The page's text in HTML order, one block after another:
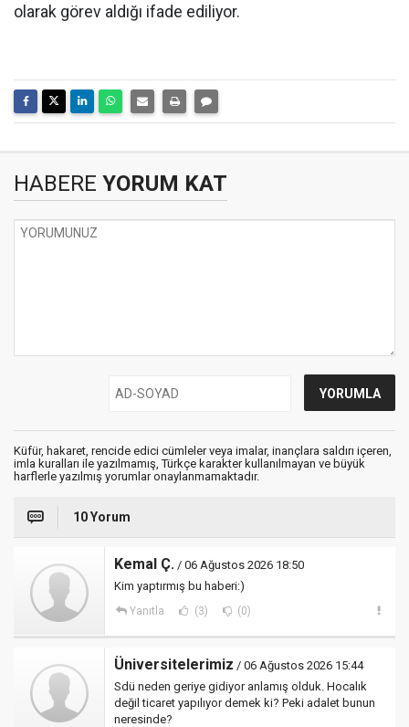
olarak görev aldığı ifade ediliyor.
HABERE YORUM KAT
Küfür, hakaret, rencide edici cümleler veya imalar, inançlara saldırı içeren,
imla kuralları ile yazılmamış, Türkçe karakter kullanılmayan ve büyük
harflerle yazılmış yorumlar onaylanmamaktadır.
10 Yorum
Kemal Ç. / 06 Ağustos 2026 18:50
Kim yaptırmış bu haberi:)
Yanıtla (3) (0)
Üniversitelerimiz / 06 Ağustos 2026 15:44
Sdü neden geriye gidiyor anlamış olduk. Hocalık
değil ticaret yapılıyor demek ki? Peki adalet bunun
neresinde?